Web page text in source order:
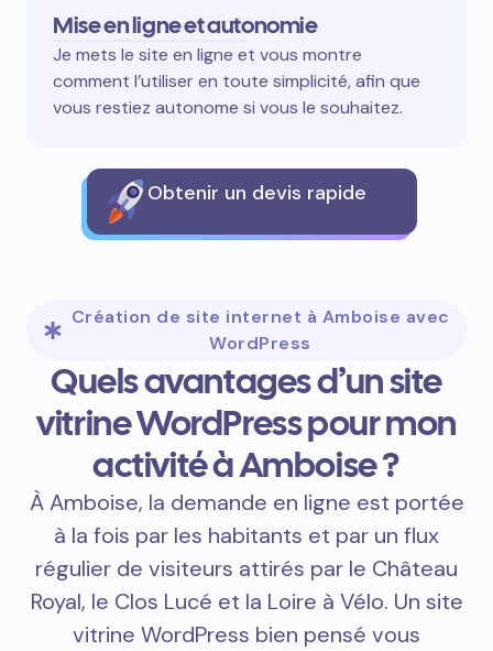
Mise en ligne et autonomie
Je mets le site en ligne et vous montre
comment l’utiliser en toute simplicité, afin que
vous restiez autonome si vous le souhaitez.
Obtenir un devis rapide
Création de site internet à Amboise avec
WordPress
Quels avantages d’un site
vitrine WordPress pour mon
activité à Amboise ?
À Amboise, la demande en ligne est portée
à la fois par les habitants et par un flux
régulier de visiteurs attirés par le Château
Royal, le Clos Lucé et la Loire à Vélo. Un site
vitrine WordPress bien pensé vous